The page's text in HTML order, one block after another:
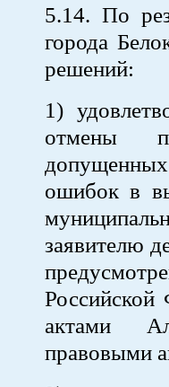
5.14. По
города
решений:
1)
отмены
ошибок в
заявителю
актами
правовыми